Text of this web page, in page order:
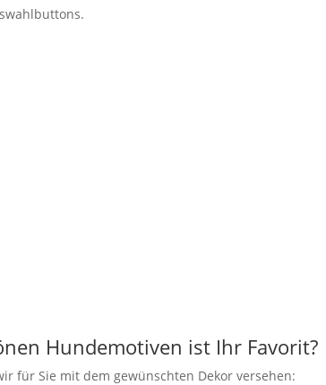
Hundemotiven ist Ihr Favorit?
für Sie mit dem gewünschten Dekor versehen: